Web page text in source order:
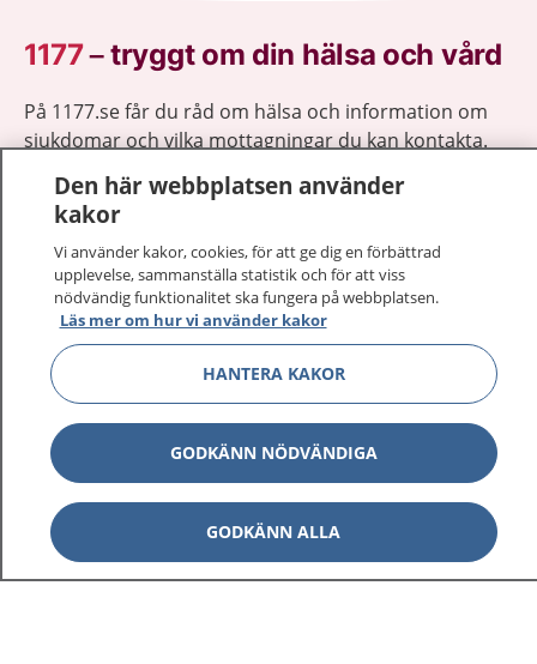
1177–tryggt om din hälsa och vård
På 1177.se får du råd om hälsa och information om
sjukdomar och vilka mottagningar du kan kontakta.
vårdärenden. Ring telefonnummer 1177 för
sjukvårdsrådgivning dygnet runt.
1177 ger dig råd när du vill må bättre.
Visa
Om 1177 Visa
Kontakt Visa
Den här webbplatsen använder
kakor
Vi använder kakor, cookies, för att ge dig en förbättrad
upplevelse, sammanställa statistik och för att viss
nödvändig funktionalitet ska fungera på webbplatsen.
Läs mer om hur vi använder kakor
HANTERA KAKOR
GODKÄNN NÖDVÄNDIGA
GODKÄNN ALLA